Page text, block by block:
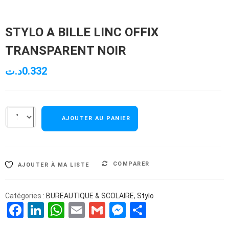
STYLO A BILLE LINC OFFIX
TRANSPARENT NOIR
0.332د.ت
AJOUTER AU PANIER
AJOUTER À MA LISTE COMPARER
Catégories : BUREAUTIQUE & SCOLAIRE, Stylo
Facebook
LinkedIn
WhatsApp
EmailGmailMessenger